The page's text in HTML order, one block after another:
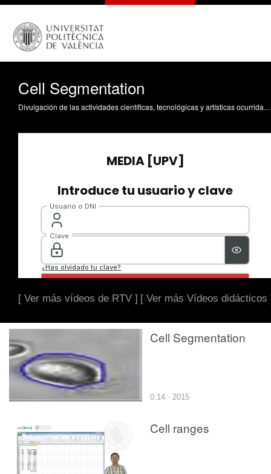
Cell Segmentation
Divulgación de las actividades científicas, tecnológicas y artísticas ocurridas en los tres campus de la UPV
[ Ver más vídeos de RTV ] [ Ver más Vídeos didácticos
Cell Segmentation
0:14 · 2015
Cell ranges